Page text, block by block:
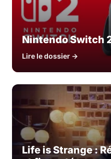
Nintendo Switch
Lire le dossier →
Life is Strange :